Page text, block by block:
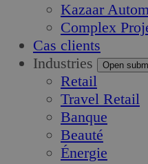
Kazaar
Complex
Cas clients
Industries
Open
Retail
Travel Retail
Banque
Beauté
Énergie